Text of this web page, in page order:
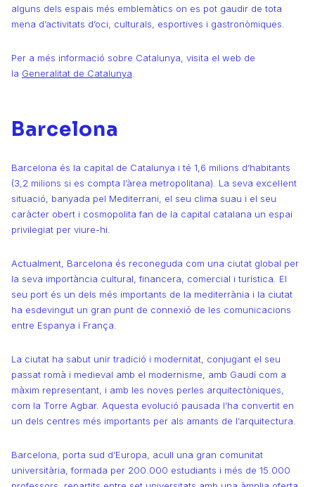
alguns dels espais més emblemàtics on es pot gaudir de tota
mena d’activitats d’oci, culturals, esportives i gastronòmiques.
Per a més informació sobre Catalunya, visita el web de
la Generalitat de Catalunya
Barcelona
Barcelona és la capital de Catalunya i té 1,6 milions d’habitants
(3,2 milions si es compta l’àrea metropolitana). La seva excel·lent
situació, banyada pel Mediterrani, el seu clima suau i el seu
caràcter obert i cosmopolita fan de la capital catalana un espai
privilegiat per viure-hi.
Actualment, Barcelona és reconeguda com una ciutat global per
la seva importància cultural, financera, comercial i turística. El
seu port és un dels més importants de la mediterrània i la ciutat
ha esdevingut un gran punt de connexió de les comunicacions
entre Espanya i França.
La ciutat ha sabut unir tradició i modernitat, conjugant el seu
passat romà i medieval amb el modernisme, amb Gaudí com a
màxim representant, i amb les noves perles arquitectòniques,
com la Torre Agbar. Aquesta evolució pausada l’ha convertit en
un dels centres més importants per als amants de l’arquitectura.
Barcelona, porta sud d’Europa, acull una gran comunitat
universitària, formada per 200.000 estudiants i més de 15.000